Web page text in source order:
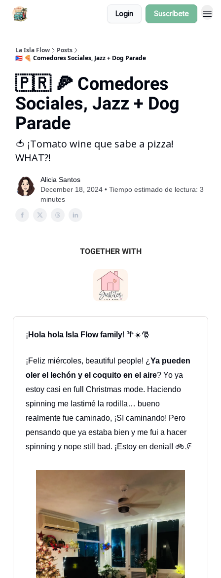
Login Suscríbete
La Isla Flow
Posts
🇵🇷 🍕 Comedores Sociales, Jazz + Dog Parade
🇵🇷 🍕 Comedores
Sociales, Jazz + Dog
Parade
🍅 ¡Tomato wine que sabe a pizza!
WHAT?!
Alicia Santos
December 18, 2024 • Tiempo estimado de lectura: 3
minutes
TOGETHER WITH
¡ Hola hola Isla Flow family! 🌴☀️🎅
¡Feliz miércoles, beautiful people! ¿ Ya pueden
oler el lechón y el coquito en el aire? Yo ya
estoy casi en full Christmas mode. Haciendo
spinning me lastimé la rodilla… bueno
realmente fue caminado, ¡SI caminando! Pero
pensando que ya estaba bien y me fui a hacer
spinning y nope still bad. ¡Estoy en denial! 🚲🦵